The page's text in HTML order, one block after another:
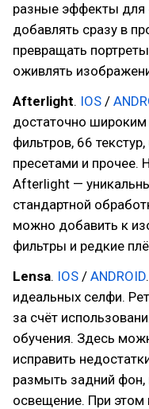
разные эффекты
добавлять сразу в
превращать
оживлять
Afterlight. IOS /
достаточно широким
фильтров, 66
пресетами и прочее.
Afterlight —
стандартной
можно добавить к
фильтры и редкие
Lensa. IOS / ANDROID
идеальных селфи.
за счёт
обучения. Здесь
исправить
размыть задний фон,
освещение. При